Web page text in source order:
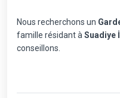
Nous recherchons un
famille résidant à Suadiye
conseillons.